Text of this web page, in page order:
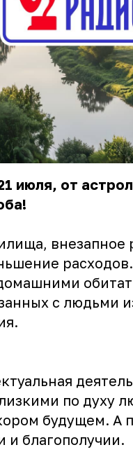
июля, от
внезапное
с людьми
по духу
будущем. А
и благополучии.